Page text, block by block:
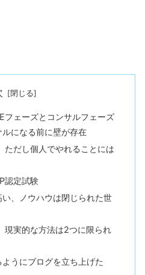
フェーズとコンサルフェーズ
になる前に壁が存在
ただし個人でやれることには
認定試験
、ノウハウは閉じられた世
現実的な方法は2つに限られ
うにブログを立ち上げた